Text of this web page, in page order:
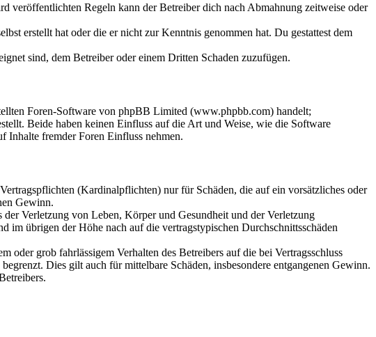
veröffentlichten Regeln kann der Betreiber dich nach Abmahnung zeitweise oder
erstellt hat oder die er nicht zur Kenntnis genommen hat. Du gestattest dem
sind, dem Betreiber oder einem Dritten Schaden zuzufügen.
Foren-Software von phpBB Limited (www.phpbb.com) handelt;
Beide haben keinen Einfluss auf die Art und Weise, wie die Software
Inhalte fremder Foren Einfluss nehmen.
(Kardinalpflichten) nur für Schäden, die auf ein vorsätzliches oder
Gewinn.
Verletzung von Leben, Körper und Gesundheit und der Verletzung
im übrigen der Höhe nach auf die vertragstypischen Durchschnittsschäden
grob fahrlässigem Verhalten des Betreibers auf die bei Vertragsschluss
Dies gilt auch für mittelbare Schäden, insbesondere entgangenen Gewinn.